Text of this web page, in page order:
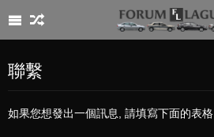
聯繫
如果您想發出一個訊息, 請填寫下面的表格.